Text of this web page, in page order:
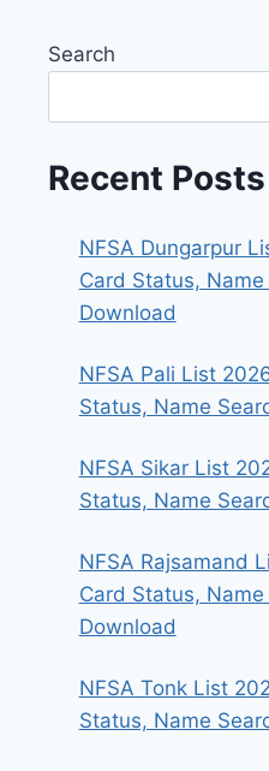
Search
Recent Posts
NFSA Dungarpur
Card Status, Name
Download
NFSA Pali List
Status, Name
NFSA Sikar List
Status, Name
NFSA Rajsamand
Card Status, Name
Download
NFSA Tonk List
Status, Name